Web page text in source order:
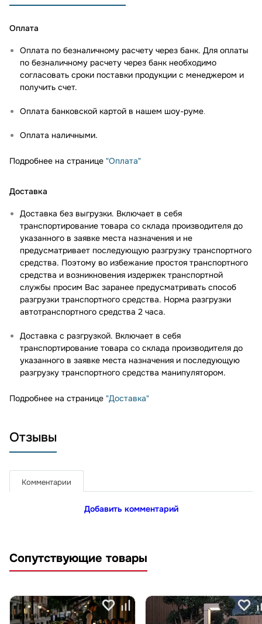
Оплата
Оплата по безналичному расчету через банк. Для оплаты
по безналичному расчету через банк необходимо
согласовать сроки поставки продукции с менеджером и
получить счет.
Оплата банковской картой в нашем шоу-руме.
Оплата наличными.
Подробнее на странице "Оплата"
Доставка
Доставка без выгрузки. Включает в себя
транспортирование товара со склада производителя до
указанного в заявке места назначения и не
предусматривает последующую разгрузку транспортного
средства. Поэтому во избежание простоя транспортного
средства и возникновения издержек транспортной
службы просим Вас заранее предусматривать способ
разгрузки транспортного средства. Норма разгрузки
автотранспортного средства 2 часа.
Доставка с разгрузкой. Включает в себя
транспортирование товара со склада производителя до
указанного в заявке места назначения и последующую
разгрузку транспортного средства манипулятором.
Подробнее на странице "Доставка"
Отзывы
Комментарии
Добавить комментарий
Сопутствующие товары